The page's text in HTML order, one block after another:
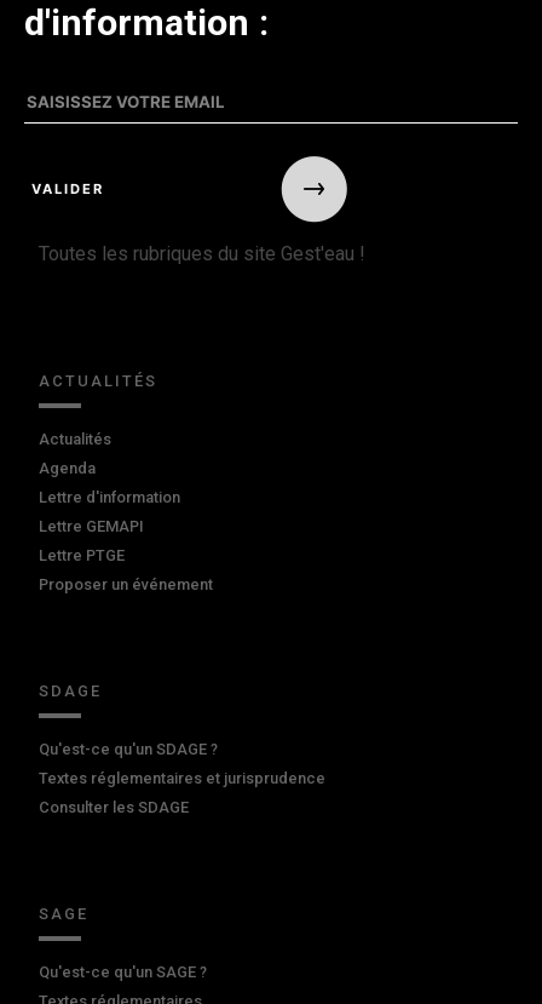
d'information :
Toutes les rubriques du site Gest'eau !
ACTUALITÉS
Actualités
Agenda
Lettre d'information
Lettre GEMAPI
Lettre PTGE
Proposer un événement
SDAGE
Qu'est-ce qu'un SDAGE ?
Textes réglementaires et jurisprudence
Consulter les SDAGE
SAGE
Qu'est-ce qu'un SAGE ?